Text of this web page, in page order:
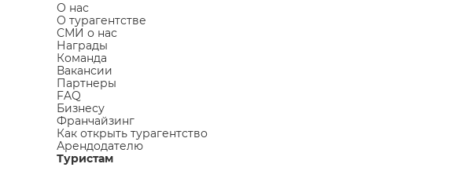
О нас
О турагентстве
СМИ о нас
Награды
Команда
Вакансии
Партнеры
FAQ
Бизнесу
Франчайзинг
Как открыть турагентство
Арендодателю
Туристам